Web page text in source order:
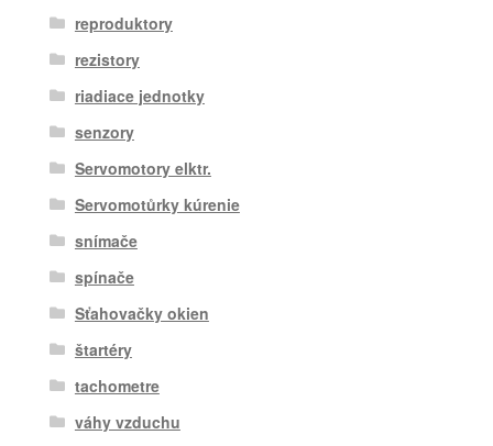
reproduktory
rezistory
riadiace jednotky
senzory
Servomotory elktr.
Servomotůrky kúrenie
snímače
spínače
Sťahovačky okien
štartéry
tachometre
váhy vzduchu